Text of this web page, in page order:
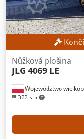
Województwo
322 km
Nůžková plošina
JLG 4069 LE